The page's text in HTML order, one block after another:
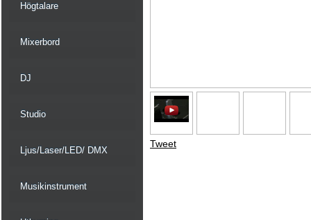
Högtalare
Mixerbord
DJ
Studio
Ljus/Laser/LED/ DMX
Musikinstrument
Tweet